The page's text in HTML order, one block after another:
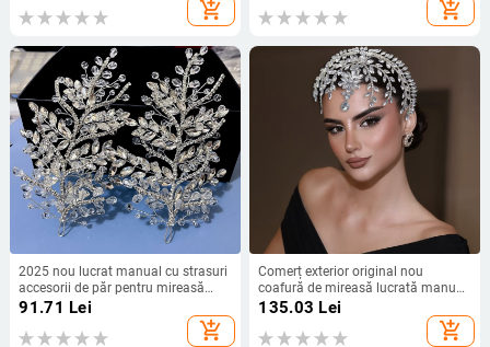
rit de braț, coroană de perle
add_shopping_cart
coafură
add_shopping_cart
2025 nou lucrat manual cu strasuri
accesorii de păr pentru mireasă
accesorii laterale coroană de păr
strălucitoare pentru rochie de
mireasă DZ25
91.71 Lei
add_shopping_cart
Comerț exterior original nou
coafură de mireasă lucrată manual
cu strasuri lanț pandantiv bandă de
păr accesorii rochie de mireasă
DZ009
135.03 Lei
add_shopping_cart